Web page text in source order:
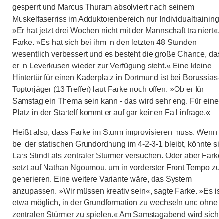
gesperrt und Marcus Thuram absolviert nach seinem
Muskelfaserriss im Adduktorenbereich nur
»Er hat jetzt drei Wochen nicht mit der Mannschaft
Farke. »Es hat sich bei ihm in den letzten 48 Stunden
wesentlich verbessert und es besteht die große Chance,
er in Leverkusen wieder zur Verfügung steht.« Eine kleine
Hintertür für einen Kaderplatz in Dortmund ist bei
Toptorjäger (13 Treffer) laut Farke noch offen: »Ob er für
Samstag ein Thema sein kann - das wird sehr eng. Für
Platz in der Startelf kommt er auf gar keinen Fall infrage.«
Heißt also, dass Farke im Sturm improvisieren muss. Wenn
bei der statischen Grundordnung im 4-2-3-1 bleibt, könnte
Lars Stindl als zentraler Stürmer versuchen. Oder aber
setzt auf Nathan Ngoumou, um in vorderster Front Tempo
generieren. Eine weitere Variante wäre, das System
anzupassen. »Wir müssen kreativ sein«, sagte Farke. »Es
etwa möglich, in der Grundformation zu wechseln und ohne
zentralen Stürmer zu spielen.« Am Samstagabend wird sich